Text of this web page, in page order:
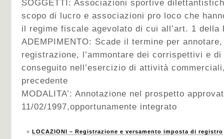
SOGGETTI: Associazioni sportive
scopo di lucro e associazioni pro loco che
il regime fiscale agevolato di cui all’art. 1 della
ADEMPIMENTO: Scade il termine per
registrazione, l’ammontare dei corrispettivi e
conseguito nell’esercizio di attività
precedente
MODALITA’: Annotazione nel prospetto
11/02/1997,opportunamente integrato
« LOCAZIONI – Registrazione e versamento imposta di registro